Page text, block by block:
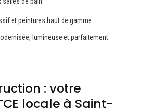
et peintures haut de gamme.
lumineuse et parfaitement
: votre
locale à Saint-